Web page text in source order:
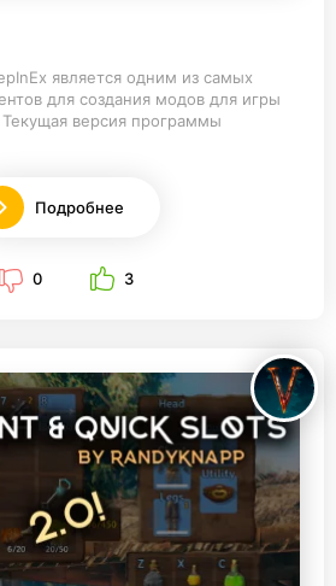
является одним из самых
для создания модов для игры
версия программы
Подробнее
0 3